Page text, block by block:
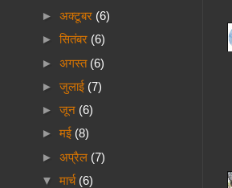
► अक्टूबर (6)
► सितंबर (6)
► अगस्त (6)
► जुलाई (7)
► जून (6)
► मई (8)
► अप्रैल (7)
▼ मार्च (6)